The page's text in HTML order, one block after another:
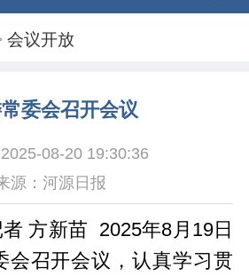
会议开放
委会召开会议
08-20 19:30:36
源：河源日报
方新苗 2025年8月19日
会召开会议，认真学习贯